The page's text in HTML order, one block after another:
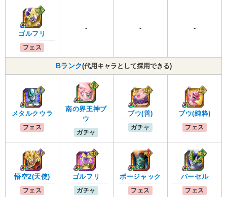
ゴルフリ
フェス
- - -
Bランク(代用キャラとして採用できる)
メタルクウラ
フェス
南の界王神ブ
ウ
ガチャ
ブウ(善)
ガチャ
ブウ(純粋)
フェス
悟空2(天使)
フェス
ゴルフリ
ガチャ
ボージャック
フェス
パーセル
フェス